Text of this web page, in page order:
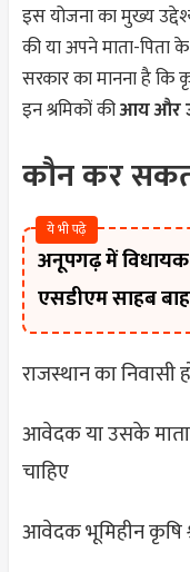
इस योजना का मुख्य
की या अपने माता-पिता
सरकार का मानना है
इन श्रमिकों कीआय और
कौन कर
ये भी पढ़े
अनूपगढ़ में
एसडीएम साहब
राजस्थान का
आवेदक या उसके माता-
चाहिए
आवेदक भूमिहीन कृषि